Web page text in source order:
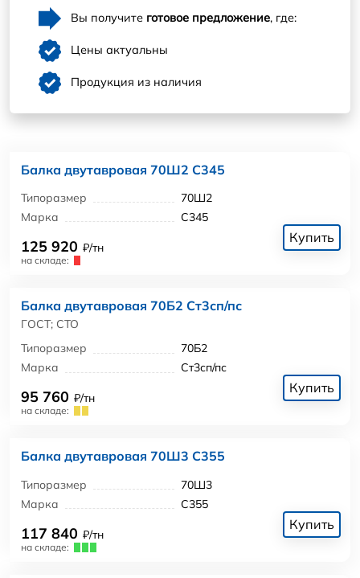
Вы получите готовое предложение, где:
Цены актуальны
Продукция из наличия
Балка двутавровая 70Ш2 С345
Типоразмер
70Ш2
Марка
С345
125 920 ₽/тн
на складе:
Купить
Балка двутавровая 70Б2 Ст3сп/пс
ГОСТ; СТО
Типоразмер
70Б2
Марка
Ст3сп/пс
95 760 ₽/тн
на складе:
Купить
Балка двутавровая 70Ш3 С355
Типоразмер
70Ш3
Марка
С355
117 840 ₽/тн
на складе:
Купить